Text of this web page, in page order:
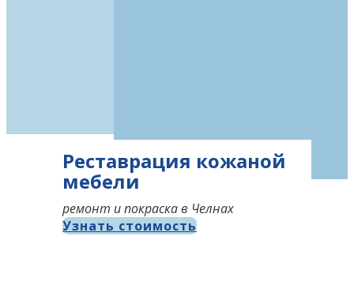
Реставрация кожаной
мебели
ремонт и покраска в Челнах
Узнать стоимость